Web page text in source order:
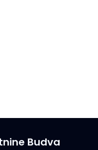
Budva